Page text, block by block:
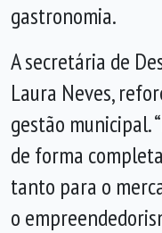
gastronomia.
A secretária de
Laura Neves,
gestão municipal.
de forma
tanto para o
o